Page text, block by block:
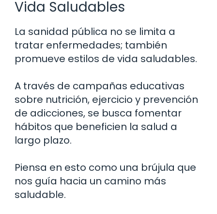
Vida Saludables
La sanidad pública no se limita a
tratar enfermedades; también
promueve estilos de vida saludables.
A través de campañas educativas
sobre nutrición, ejercicio y prevención
de adicciones, se busca fomentar
hábitos que beneficien la salud a
largo plazo.
Piensa en esto como una brújula que
nos guía hacia un camino más
saludable.